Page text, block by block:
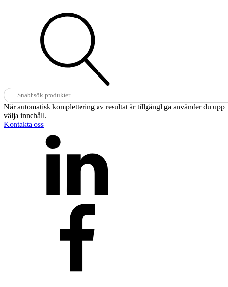
Sök
efter:
När automatisk komplettering av resultat är tillgängliga använder du
välja innehåll.
Kontakta oss